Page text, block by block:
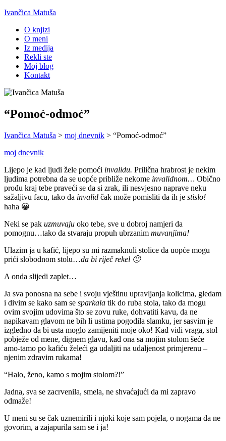
Ivančica Matuša
O knjizi
O meni
Iz medija
Rekli ste
Moj blog
Kontakt
“Pomoć-odmoć”
Ivančica Matuša > moj dnevnik > “Pomoć-odmoć”
moj dnevnik
Lijepo je kad ljudi žele pomoći invalidu. Prilična hrabrost je nekim
ljudima potrebna da se uopće približe nekome invalidnom… Obično
prođu kraj tebe praveći se da si zrak, ili nesvjesno naprave neku
sažaljivu facu, tako da invalid čak može pomisliti da ih je stislo!
haha 😀
Neki se pak uzmuvaju oko tebe, sve u dobroj namjeri da
pomognu…tako da stvaraju propuh ubrzanim muvanjima!
Ulazim ja u kafić, lijepo su mi razmaknuli stolice da uopće mogu
prići slobodnom stolu…da bi riječ rekel 🙂
A onda slijedi zaplet…
Ja sva ponosna na sebe i svoju vještinu upravljanja kolicima, gledam
i divim se kako sam se sparkala tik do ruba stola, tako da mogu
ovim svojim udovima što se zovu ruke, dohvatiti kavu, da ne
napikavam glavom ne bih li ustima pogodila slamku, jer sasvim je
izgledno da bi usta moglo zamijeniti moje oko! Kad vidi vraga, stol
pobježe od mene, dignem glavu, kad ona sa mojim stolom šeće
amo-tamo po kafiću želeći ga udaljiti na udaljenost primjerenu –
njenim zdravim rukama!
“Halo, ženo, kamo s mojim stolom?!”
Jadna, sva se zacrvenila, smela, ne shvaćajući da mi zapravo
odmaže!
U meni su se čak uznemirili i njoki koje sam pojela, o nogama da ne
govorim, a zajapurila sam se i ja!